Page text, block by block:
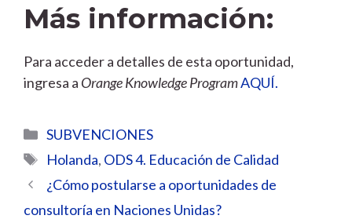
Más información:
Para acceder a detalles de esta oportunidad,
ingresa a Orange Knowledge ProgramAQUÍ.
Categorías
SUBVENCIONES
Etiquetas
Holanda, ODS 4. Educación de Calidad
¿Cómo postularse a oportunidades de
consultoría en Naciones Unidas?